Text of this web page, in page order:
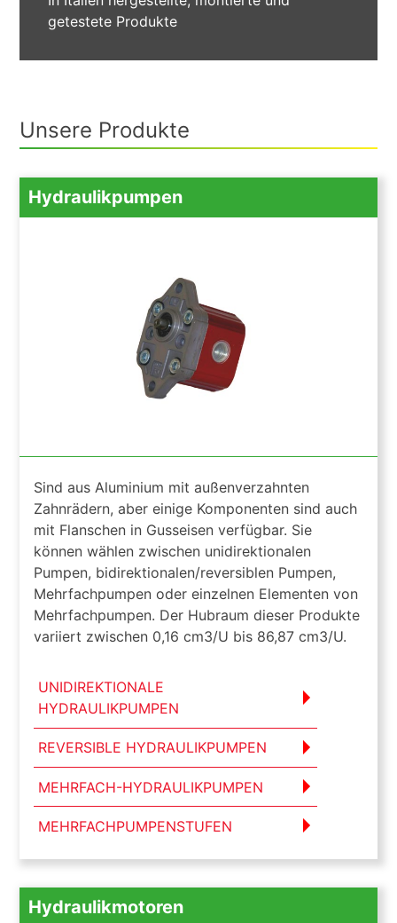
getestete Produkte
Unsere Produkte
Hydraulikpumpen
Sind aus Aluminium mit außenverzahnten
Zahnrädern, aber einige Komponenten sind auch
mit Flanschen in Gusseisen verfügbar. Sie
können wählen zwischen unidirektionalen
Pumpen, bidirektionalen/reversiblen Pumpen,
Mehrfachpumpen oder einzelnen Elementen von
Mehrfachpumpen. Der Hubraum dieser Produkte
variiert zwischen 0,16 cm3/U bis 86,87 cm3/U.
UNIDIREKTIONALE
HYDRAULIKPUMPEN
REVERSIBLE HYDRAULIKPUMPEN
MEHRFACH-HYDRAULIKPUMPEN
MEHRFACHPUMPENSTUFEN
Hydraulikmotoren